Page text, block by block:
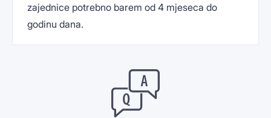
zajednice potrebno barem od 4 mjeseca do
godinu dana.